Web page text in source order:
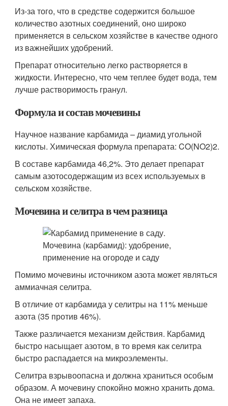
Из-за того, что в средстве содержится большое
количество азотных соединений, оно широко
применяется в сельском хозяйстве в качестве одного
из важнейших удобрений.
Препарат относительно легко растворяется в
жидкости. Интересно, что чем теплее будет вода, тем
лучше растворимость гранул.
Формула и состав мочевины
Научное название карбамида – диамид угольной
кислоты. Химическая формула препарата: CO(NO2)2.
В составе карбамида 46,2%. Это делает препарат
самым азотосодержащим из всех используемых в
сельском хозяйстве.
Мочевина и селитра в чем разница
Помимо мочевины источником азота может являться
аммиачная селитра.
В отличие от карбамида у селитры на 11% меньше
азота (35 против 46%).
Также различается механизм действия. Карбамид
быстро насыщает азотом, в то время как селитра
быстро распадается на микроэлементы.
Селитра взрывоопасна и должна храниться особым
образом. А мочевину спокойно можно хранить дома.
Она не имеет запаха.